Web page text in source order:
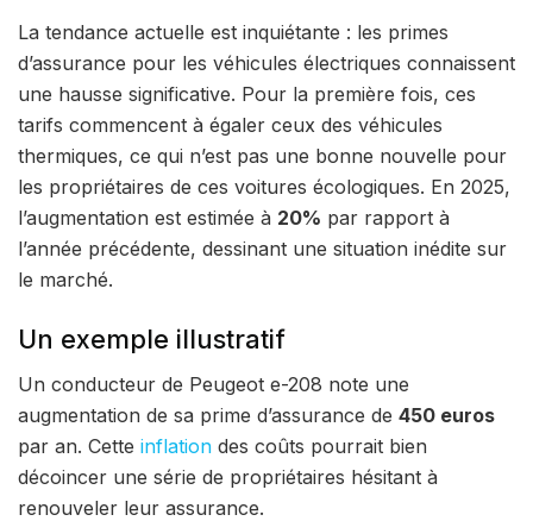
La tendance actuelle est inquiétante : les primes
d’assurance pour les véhicules électriques connaissent
une hausse significative. Pour la première fois, ces
tarifs commencent à égaler ceux des véhicules
thermiques, ce qui n’est pas une bonne nouvelle pour
les propriétaires de ces voitures écologiques. En 2025,
l’augmentation est estimée à 20% par rapport à
l’année précédente, dessinant une situation inédite sur
le marché.
Un exemple illustratif
Un conducteur de Peugeot e-208 note une
augmentation de sa prime d’assurance de 450 euros
par an. Cette inflation des coûts pourrait bien
décoincer une série de propriétaires hésitant à
renouveler leur assurance.